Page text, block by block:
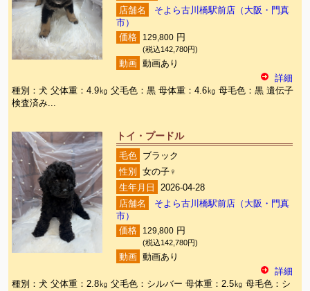
店舗名
そよら古川橋駅前店（大阪・門真
市）
価格
129,800 円
(税込142,780円)
動画
動画あり
詳細
種別：犬 父体重：4.9㎏ 父毛色：黒 母体重：4.6㎏ 母毛色：黒 遺伝子
検査済み...
トイ・プードル
毛色
ブラック
性別
女の子♀
生年月日
2026-04-28
店舗名
そよら古川橋駅前店（大阪・門真
市）
価格
129,800 円
(税込142,780円)
動画
動画あり
詳細
種別：犬 父体重：2.8㎏ 父毛色：シルバー 母体重：2.5㎏ 母毛色：シ